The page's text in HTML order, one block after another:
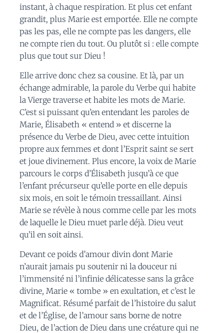
instant, à chaque respiration. Et plus cet enfant
grandit, plus Marie est emportée. Elle ne compte
pas les pas, elle ne compte pas les dangers, elle
ne compte rien du tout. Ou plutôt si : elle compte
plus que tout sur Dieu !
Elle arrive donc chez sa cousine. Et là, par un
échange admirable, la parole du Verbe qui habite
la Vierge traverse et habite les mots de Marie.
C’est si puissant qu’en entendant les paroles de
Marie, Élisabeth « entend » et discerne la
présence du Verbe de Dieu, avec cette intuition
propre aux femmes et dont l’Esprit saint se sert
et joue divinement. Plus encore, la voix de Marie
parcours le corps d’Élisabeth jusqu’à ce que
l’enfant précurseur qu’elle porte en elle depuis
six mois, en soit le témoin tressaillant. Ainsi
Marie se révèle à nous comme celle par les mots
de laquelle le Dieu muet parle déjà. Dieu veut
qu’il en soit ainsi.
Devant ce poids d’amour divin dont Marie
n’aurait jamais pu soutenir ni la douceur ni
l’immensité ni l’infinie délicatesse sans la grâce
divine, Marie « tombe » en exultation, et c’est le
Magnificat. Résumé parfait de l’histoire du salut
et de l’Église, de l’amour sans borne de notre
Dieu, de l’action de Dieu dans une créature qui ne